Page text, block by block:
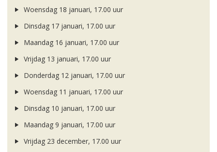
Woensdag 18 januari, 17.00 uur
Dinsdag 17 januari, 17.00 uur
Maandag 16 januari, 17.00 uur
Vrijdag 13 januari, 17.00 uur
Donderdag 12 januari, 17.00 uur
Woensdag 11 januari, 17.00 uur
Dinsdag 10 januari, 17.00 uur
Maandag 9 januari, 17.00 uur
Vrijdag 23 december, 17.00 uur